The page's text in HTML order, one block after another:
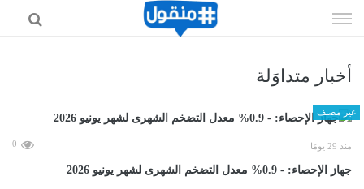
الى
أخبار متداوَلة
غير مصنف
منذ 29 يومًا 0
جهاز الإحصاء: - 0.9% معدل التضخم الشهرى لشهر يونيو 2026